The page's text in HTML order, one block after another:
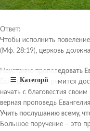
Ответ:
Чтобы исполнить
(Мф. 28:19), церковь
Неустанно проповедовать
Если церковь стремится
начать с благовестия
верная проповедь
Учить послушанию всему,
Большое поручение – это